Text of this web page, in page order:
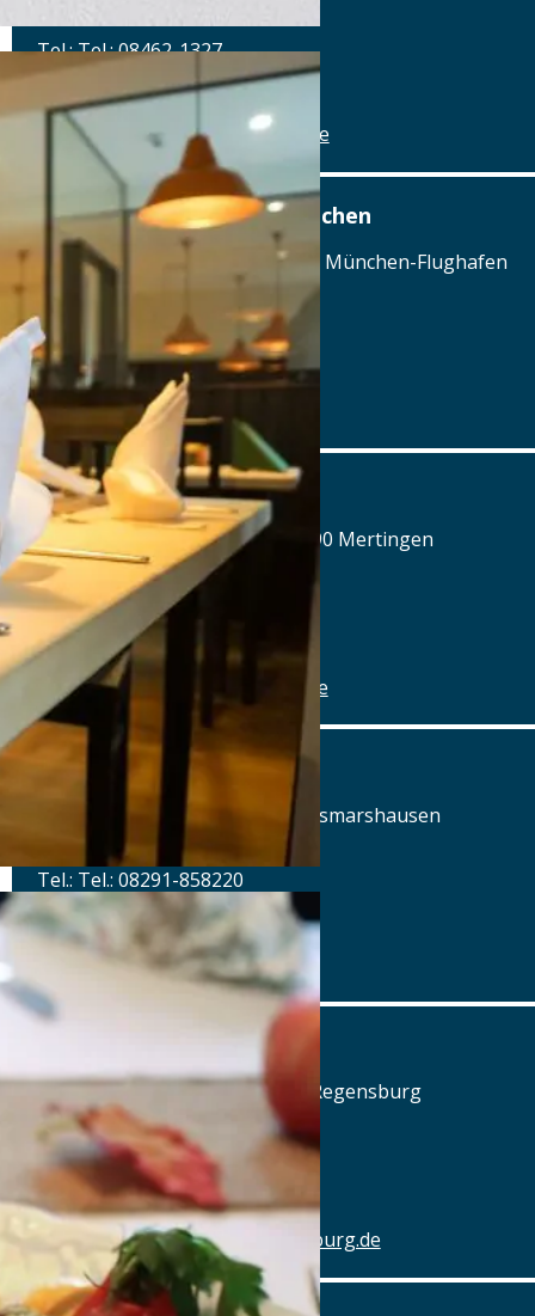
Tel.: Tel.: 08462-1327
Details
www.brauereigasthof-winkler.de
Airbräu am Flughafen München
Terminalstraße Mitte 18, 85356 München-Flughafen
Tel.: Tel.: 089 - 97593111
Details
www.airbraeu.de
Alte Brauerei Mertingen
Hilaria-Lechner-Straße 21, 86690 Mertingen
Tel.: Tel.: 09078-912320
Details
www.alte-brauerei-mertingen.de
Alte Posthalterei
Augsburger Straße 2, 86441 Zusmarshausen
Tel.: Tel.: 08291-858220
Details
www.posthalterei.com
Alter Schlachthof
Am Alten Schlachthof 9, 93055 Regensburg
Tel.: Tel.: 0941-4637770
Details
www.hotel-schlachthof-regensburg.de